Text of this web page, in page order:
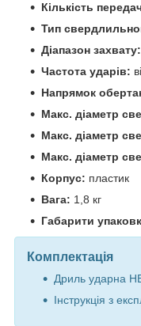
Кількість
Тип
Діапазон захвату:
Частота ударів:
Напрямок
Макс. діаметр
Макс. діаметр
Макс. діаметр
Корпус: пластик
Вага: 1,8 кг
Габарити
Комплектація
Дриль ударна
Інструкція з